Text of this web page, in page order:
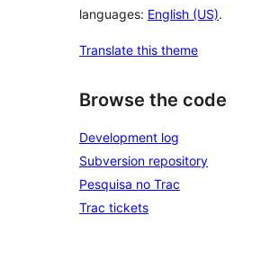
languages: English (US).
Translate this theme
Browse the code
Development log
Subversion repository
Pesquisa no Trac
Trac tickets